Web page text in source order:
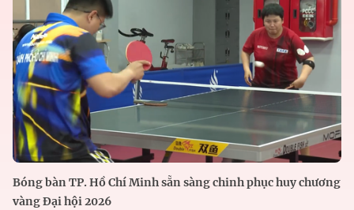
Bóng bàn TP. Hồ Chí Minh sẵn sàng chinh phục huy chương
vàng Đại hội 2026